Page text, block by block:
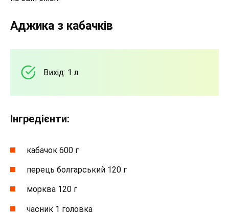
Аджика з кабачків
Вихід: 1 л
Інгредієнти:
кабачок 600 г
перець болгарський 120 г
морква 120 г
часник 1 головка